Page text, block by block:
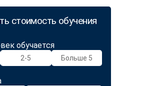
стоимость обучения
обучается
2-5 Больше 5